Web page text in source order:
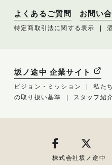
よくあるご質問 お問い
特定商取引法に関する表示
坂ノ途中 企業サイト
ビジョン・ミッション 私た
の取り扱い基準
スタッフ紹
株式会社坂ノ途中